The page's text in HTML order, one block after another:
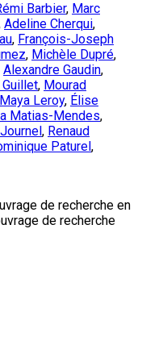
Barbier, Marc
Adeline Cherqui,
, François-Joseph
, Michèle Dupré,
Alexandre Gaudin,
Guillet, Mourad
Maya Leroy, Élise
Matias-Mendes,
, Renaud
Paturel ,
de recherche en
de recherche